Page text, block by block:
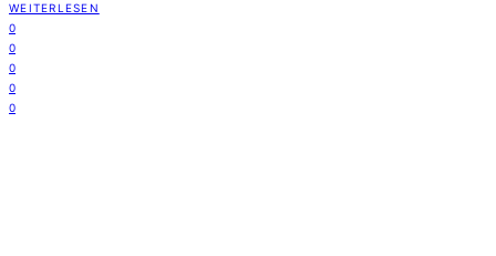
WEITERLESEN
0
0
0
0
0